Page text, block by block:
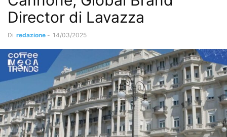
Director di Lavazza
Di redazione - 14/03/2025